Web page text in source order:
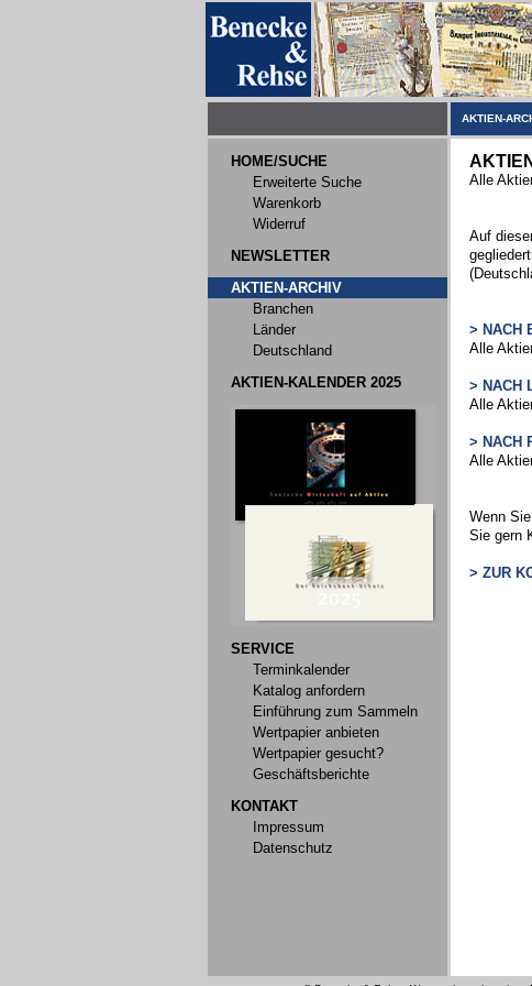
AKTIEN-
HOME/SUCHE
Erweiterte Suche
Warenkorb
Widerruf
NEWSLETTER
AKTIEN-ARCHIV
Branchen
Länder
Deutschland
AKTIEN-KALENDER 2025
SERVICE
Terminkalender
Katalog anfordern
Einführung zum Sammeln
Wertpapier anbieten
Wertpapier gesucht?
Geschäftsberichte
KONTAKT
Impressum
Datenschutz
Alle
Auf
> NACH
Alle
> NACH
Alle
> NACH
Alle
Wenn
Sie gern
> ZUR